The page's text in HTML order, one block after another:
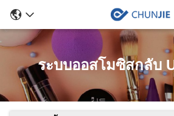
ระบบออสโมซิสกลับ